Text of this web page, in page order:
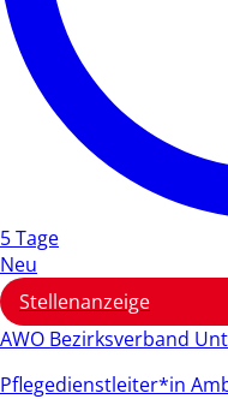
5 Tage
Neu
Stellenanzeige
AWO Bezirksverband
Pflegedienstleiter*in